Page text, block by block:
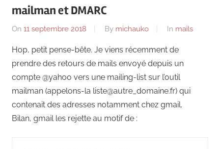
mailman et DMARC
On 11 septembre 2018 By michauko In mails
Hop, petit pense-bête. Je viens récemment de
prendre des retours de mails envoyé depuis un
compte @yahoo vers une mailing-list sur l’outil
mailman (appelons-la liste@autre_domaine.fr) qui
contenait des adresses notamment chez gmail.
Bilan, gmail les rejette au motif de :